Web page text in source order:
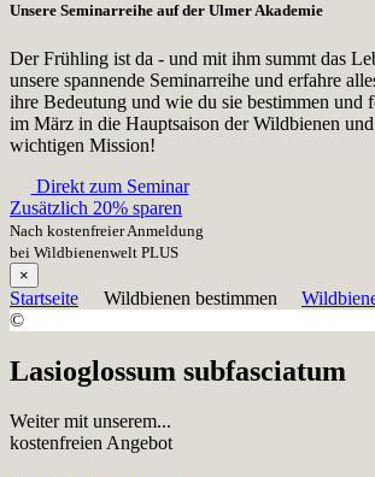
Unsere Seminarreihe auf der Ulmer Akademie
Der Frühling ist da - und mit ihm summt das
unsere spannende Seminarreihe und erfahre
ihre Bedeutung und wie du sie bestimmen und
im März in die Hauptsaison der Wildbienen
wichtigen Mission!
Direkt zum Seminar
Zusätzlich 20% sparen
Nach kostenfreier Anmeldung
bei Wildbienenwelt PLUS
×
Startseite Wildbienen bestimmen
©
Lasioglossum subfasciatum
Weiter mit unserem...
kostenfreien Angebot